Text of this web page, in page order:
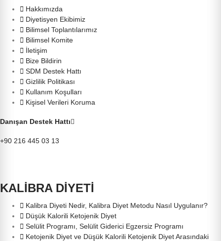
Hakkımızda
Diyetisyen Ekibimiz
Bilimsel Toplantılarımız
Bilimsel Komite
İletişim
Bize Bildirin
SDM Destek Hattı
Gizlilik Politikası
Kullanım Koşulları
Kişisel Verileri Koruma
Danışan Destek Hattı
+90 216 445 03 13
KALİBRA DİYETİ
Kalibra Diyeti Nedir, Kalibra Diyet Metodu Nasıl Uygulanır?
Düşük Kalorili Ketojenik Diyet
Selülit Programı, Selülit Giderici Egzersiz Programı
Ketojenik Diyet ve Düşük Kalorili Ketojenik Diyet Arasındaki